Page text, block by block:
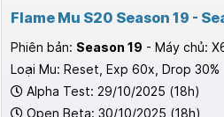
Flame Mu S20 Season 19 -
Phiên bản: Season 19 - Máy chủ:
Loại Mu: Reset, Exp 60x, Drop 30%
Alpha Test: 29/10/2025 (18h)
Open Beta: 30/10/2025 (18h)